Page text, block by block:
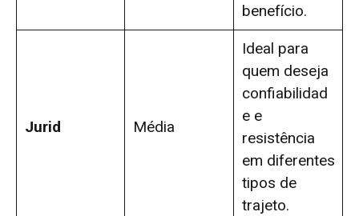
benefício.
Jurid Média
Ideal para
quem deseja
confiabilidad
e e
resistência
em diferentes
tipos de
trajeto.